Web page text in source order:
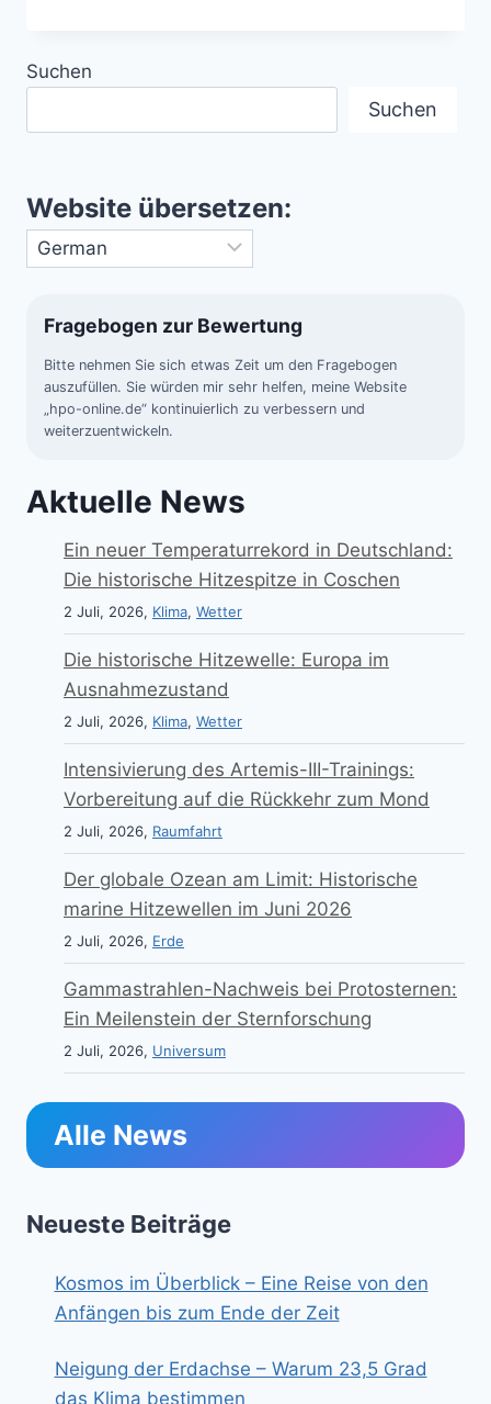
Suchen
Suchen
Website übersetzen:
Fragebogen zur Bewertung
Bitte nehmen Sie sich etwas Zeit um den Fragebogen
auszufüllen. Sie würden mir sehr helfen, meine Website
„hpo-online.de“ kontinuierlich zu verbessern und
weiterzuentwickeln.
Aktuelle News
Ein neuer Temperaturrekord in Deutschland:
Die historische Hitzespitze in Coschen
2 Juli, 2026, Klima, Wetter
Die historische Hitzewelle: Europa im
Ausnahmezustand
2 Juli, 2026, Klima, Wetter
Intensivierung des Artemis-III-Trainings:
Vorbereitung auf die Rückkehr zum Mond
2 Juli, 2026, Raumfahrt
Der globale Ozean am Limit: Historische
marine Hitzewellen im Juni 2026
2 Juli, 2026, Erde
Gammastrahlen-Nachweis bei Protosternen:
Ein Meilenstein der Sternforschung
2 Juli, 2026, Universum
Alle News
Neueste Beiträge
Kosmos im Überblick – Eine Reise von den
Anfängen bis zum Ende der Zeit
Neigung der Erdachse – Warum 23,5 Grad
das Klima bestimmen